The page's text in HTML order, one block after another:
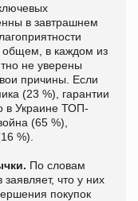
в завтрашнем
общем, в каждом из
не уверены
причины. Если
(23 %), гарантии
в Украине ТОП-
(65 %),
%).
По словам
что у них
покупок